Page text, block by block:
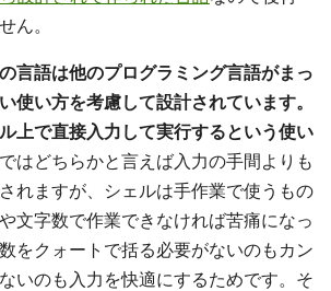
ん。
言語は他のプログラミング言語がまっ
使い方を考慮して設計されています。
上で直接入力して実行するという使い
はどちらかと言えば入力の手間よりも
れますが、シェルは手作業で使うもの
文字数で作業できなければ苦痛になっ
をクォートで括る必要がないのもカン
いのも入力を快適にするためです。そ